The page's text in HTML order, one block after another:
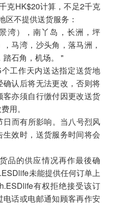
克HK$20计算，不足2千克
区不提供送货服务：
湾），南丫岛，长洲，坪
马湾，沙头角，落马洲，
踏石角，机场。 "
工作天内送达指定送货地
认后将无法更改，否则将
亦须自行缴付因更改送货
用。
而有所影响。当八号烈风
效时，送货服务时间将会
品的供应情况再作最後确
未能提供任何订单上
有权拒绝接受该订
话或电邮通知顾客再作安